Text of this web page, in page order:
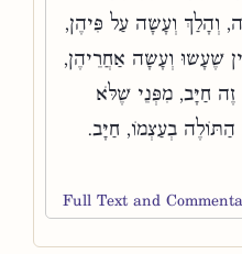
וְהָלַךְ וְעָשָׂה עַל פִּיהֶן,
שֶׁעָשׂוּ וְעָשָׂה אַחֲרֵיהֶן,
חַיָּב, מִפְּנֵי שֶׁלֹּא
בְעַצְמוֹ, חַיָּב.
Full Text and